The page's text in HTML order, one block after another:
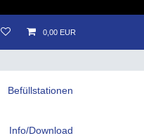
0,00 EUR
Befüllstationen
Info/Download